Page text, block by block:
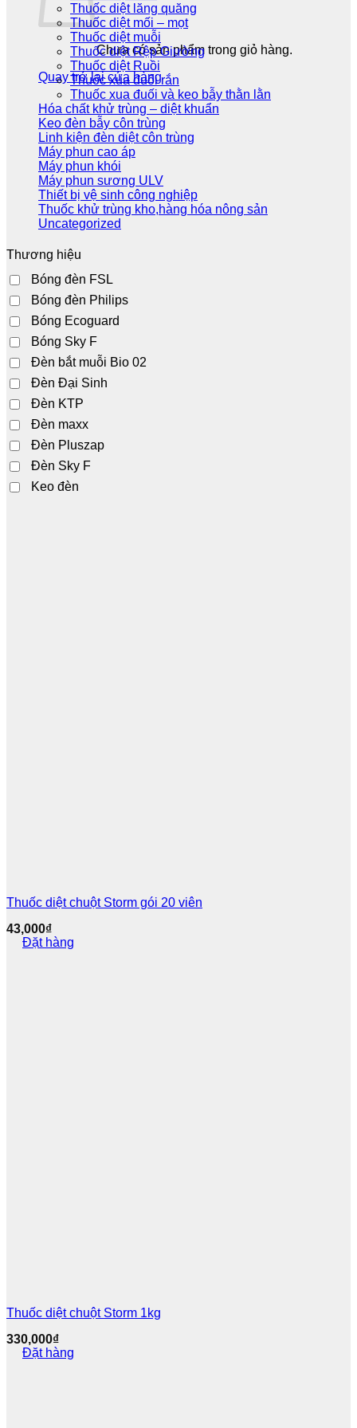
Chưa có sản phẩm trong giỏ hàng.
Quay trở lại cửa hàng
Thuốc diệt lăng quăng
Thuốc diệt mối – mọt
Thuốc diệt muỗi
Thuốc diệt Rệp Giường
Thuốc diệt Ruồi
Thuốc xua đuổi rắn
Thuốc xua đuối và keo bẫy thằn lằn
Hóa chất khử trùng – diệt khuẩn
Keo đèn bẫy côn trùng
Linh kiện đèn diệt côn trùng
Máy phun cao áp
Máy phun khói
Máy phun sương ULV
Thiết bị vệ sinh công nghiệp
Thuốc khử trùng kho,hàng hóa nông sản
Uncategorized
Thương hiệu
Bóng đèn FSL
Bóng đèn Philips
Bóng Ecoguard
Bóng Sky F
Đèn bắt muỗi Bio 02
Đèn Đại Sinh
Đèn KTP
Đèn maxx
Đèn Pluszap
Đèn Sky F
Keo đèn
Đèn KTP
Đèn maxx
Thuốc diệt chuột Storm gói 20 viên
43,000₫
Đặt hàng
Thuốc diệt chuột Storm 1kg
330,000₫
Đặt hàng